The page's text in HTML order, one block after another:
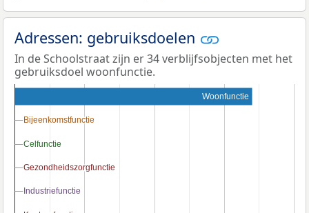
Adressen: gebruiksdoelen
In de Schoolstraat zijn er 34 verblijfsobjecten met het
gebruiksdoel woonfunctie.
Woonfunctie
Bijeenkomstfunctie
Bijeenkomstfunctie
Celfunctie
Celfunctie
Gezondheidszorgfunctie
Gezondheidszorgfunctie
Industriefunctie
Industriefunctie